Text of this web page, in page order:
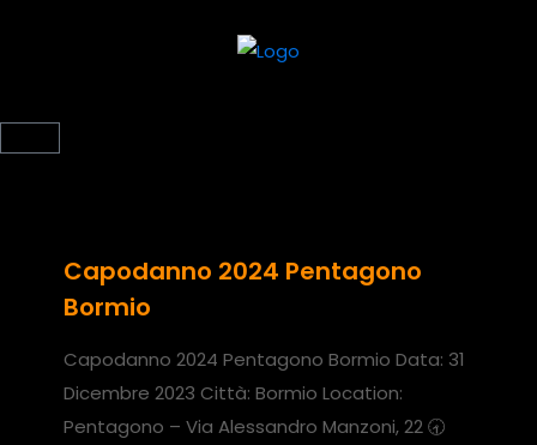
Capodanno 2024 Pentagono
Bormio
Capodanno 2024 Pentagono Bormio Data: 31
Dicembre 2023 Città: Bormio Location:
Pentagono – Via Alessandro Manzoni, 22 🕣